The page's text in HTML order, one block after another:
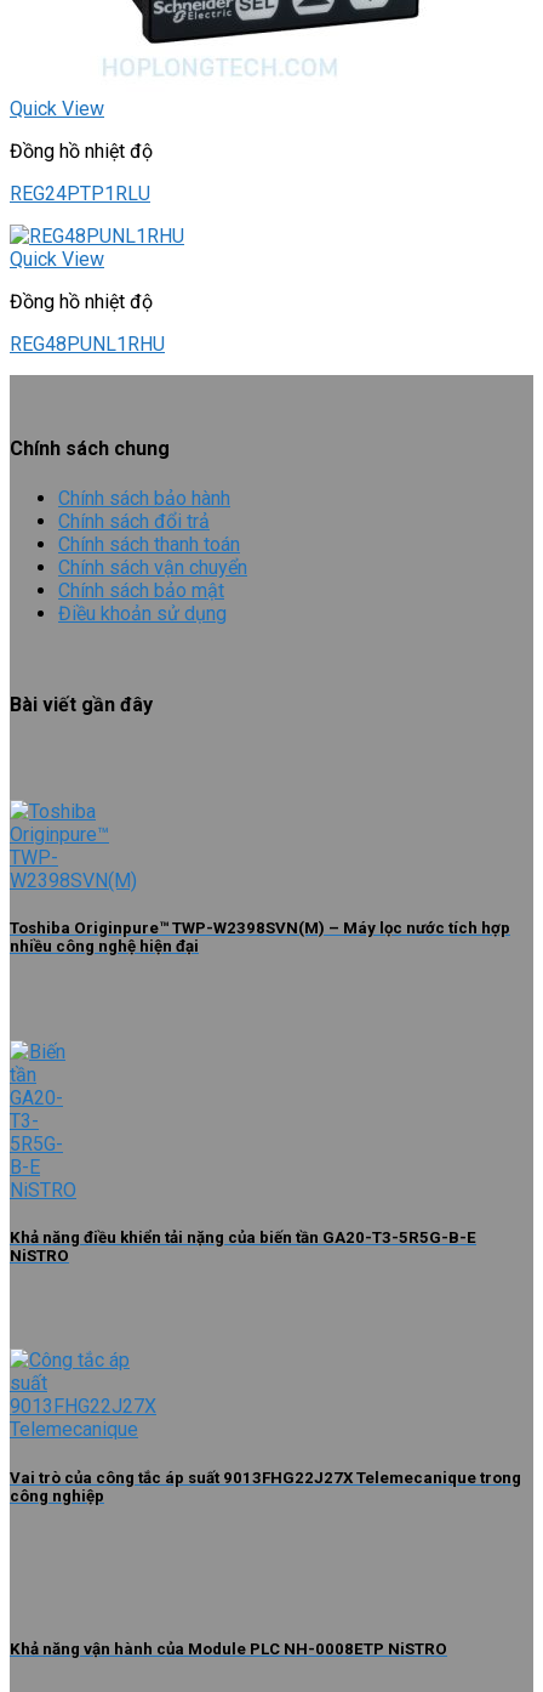
Quick View
Đồng hồ nhiệt độ
REG24PTP1RLU
Quick View
Đồng hồ nhiệt độ
REG48PUNL1RHU
Chính sách chung
Chính sách bảo hành
Chính sách đổi trả
Chính sách thanh toán
Chính sách vận chuyển
Chính sách bảo mật
Điều khoản sử dụng
Bài viết gần đây
Toshiba Originpure™ TWP-W2398SVN(M) – Máy lọc nước tích hợp
nhiều công nghệ hiện đại
Khả năng điều khiển tải nặng của biến tần GA20-T3-5R5G-B-E
NiSTRO
Vai trò của công tắc áp suất 9013FHG22J27X Telemecanique trong
công nghiệp
Khả năng vận hành của Module PLC NH-0008ETP NiSTRO